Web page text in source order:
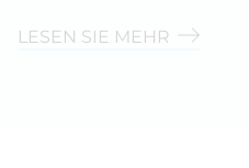
LESEN SIE MEHR